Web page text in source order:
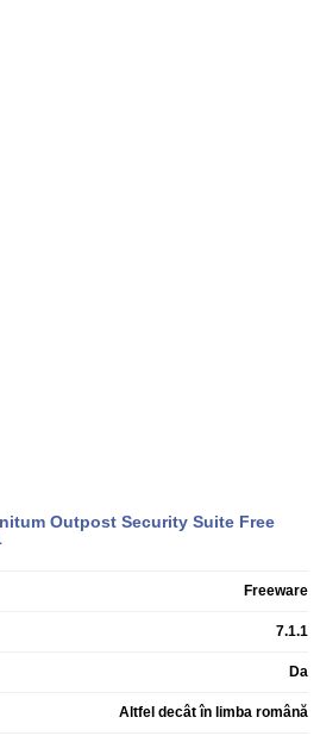
Outpost Security Suite Free
Freeware
7.1.1
Da
Altfel decât în limba română